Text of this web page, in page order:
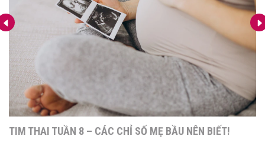
TIM THAI TUẦN 8 – CÁC CHỈ SỐ MẸ BẦU NÊN BIẾT!